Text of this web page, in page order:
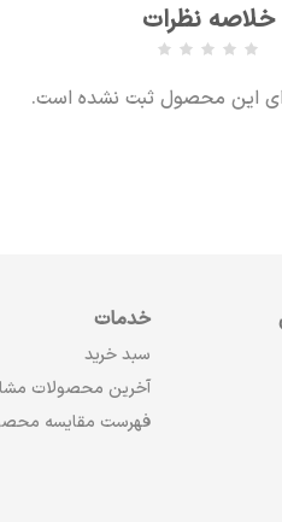
خلاصه نظرات
این محصول ثبت نشده است.
خدمات
سبد خرید
آخرین محصولات
فهرست مقایسه